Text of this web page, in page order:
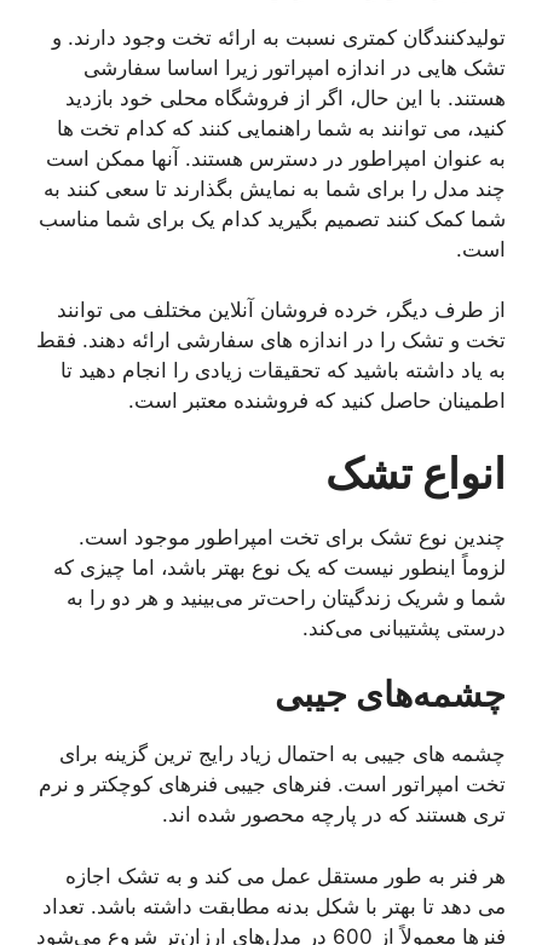
تولیدکنندگان کمتری نسبت به ارائه تخت وجود دارند. و
تشک هایی در اندازه امپراتور زیرا اساسا سفارشی
هستند. با این حال، اگر از فروشگاه محلی خود بازدید
کنید، می توانند به شما راهنمایی کنند که کدام تخت ها
به عنوان امپراطور در دسترس هستند. آنها ممکن است
چند مدل را برای شما به نمایش بگذارند تا سعی کنند به
شما کمک کنند تصمیم بگیرید کدام یک برای شما مناسب
است.
از طرف دیگر، خرده فروشان آنلاین مختلف می توانند
تخت و تشک را در اندازه های سفارشی ارائه دهند. فقط
به یاد داشته باشید که تحقیقات زیادی را انجام دهید تا
اطمینان حاصل کنید که فروشنده معتبر است.
انواع تشک
چندین نوع تشک برای تخت امپراطور موجود است.
لزوماً اینطور نیست که یک نوع بهتر باشد، اما چیزی که
شما و شریک زندگیتان راحت‌تر می‌بینید و هر دو را به
درستی پشتیبانی می‌کند.
چشمه‌های جیبی
چشمه های جیبی به احتمال زیاد رایج ترین گزینه برای
تخت امپراتور است. فنرهای جیبی فنرهای کوچکتر و نرم
تری هستند که در پارچه محصور شده اند.
هر فنر به طور مستقل عمل می کند و به تشک اجازه
می دهد تا بهتر با شکل بدنه مطابقت داشته باشد. تعداد
فنرها معمولاً از 600 در مدل‌های ارزان‌تر شروع می‌شود